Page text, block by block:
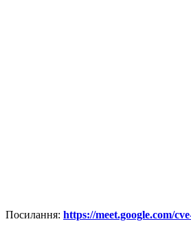
Посилання: https://meet.google.com/